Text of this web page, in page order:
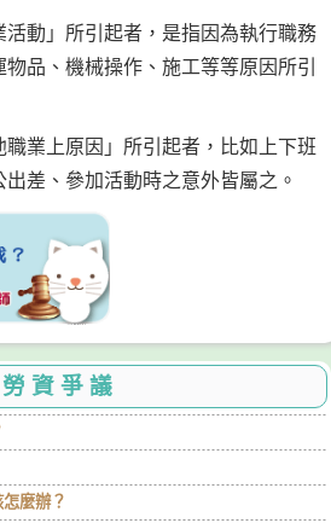
勞資爭議
麼辦？
活動」所引起者，是指因為執行職務
品、機械操作、施工等等原因所引
職業上原因」所引起者，比如上下班
差、參加活動時之意外皆屬之。